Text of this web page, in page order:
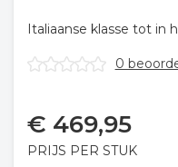
Italiaanse klasse tot in
0
€ 469,95
PRIJS PER STUK